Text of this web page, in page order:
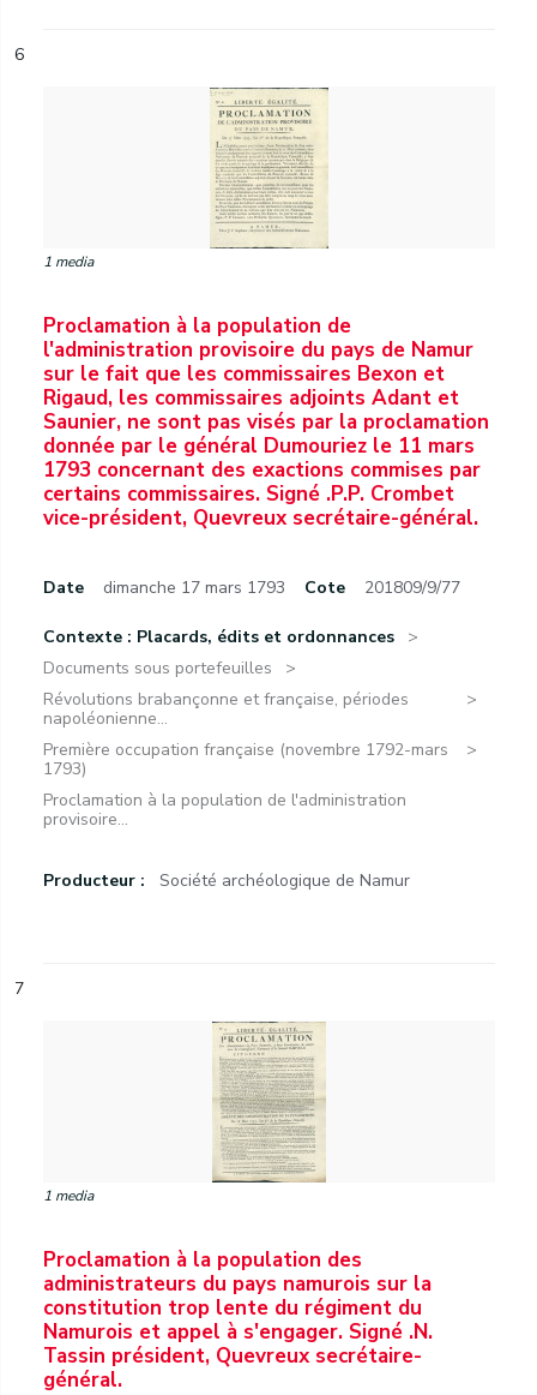
6
1 media
Proclamation à la population de
l'administration provisoire du pays de Namur
sur le fait que les commissaires Bexon et
Rigaud, les commissaires adjoints Adant et
Saunier, ne sont pas visés par la proclamation
donnée par le général Dumouriez le 11 mars
1793 concernant des exactions commises par
certains commissaires. Signé .P.P. Crombet
vice-président, Quevreux secrétaire-général.
Date dimanche 17 mars 1793 Cote 201809/9/77
Contexte : Placards, édits et ordonnances
Documents sous portefeuilles
Révolutions brabançonne et française, périodes
napoléonienne...
Première occupation française (novembre 1792-mars
1793)
Proclamation à la population de l'administration
provisoire...
Producteur : Société archéologique de Namur
7
1 media
Proclamation à la population des
administrateurs du pays namurois sur la
constitution trop lente du régiment du
Namurois et appel à s'engager. Signé .N.
Tassin président, Quevreux secrétaire-
général.